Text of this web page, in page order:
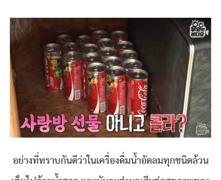
อย่างที่ทราบกันดีว่าในเครื่องดื่มน้ำอัดลมทุกชนิดล้วน